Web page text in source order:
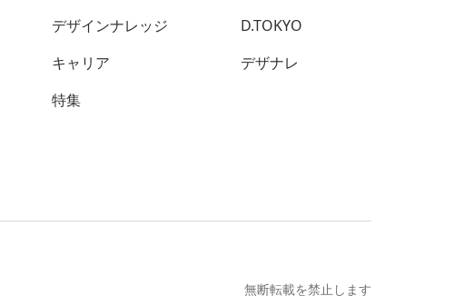
デザインナレッジ
キャリア
特集
D.TOKYO
デザナレ
無断転載を禁止します